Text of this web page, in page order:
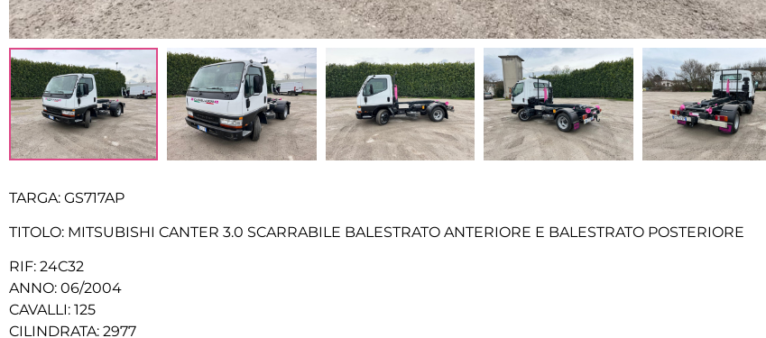
TARGA: GS717AP
TITOLO: MITSUBISHI CANTER 3.0 SCARRABILE BALESTRATO ANTERIORE E BALESTRATO POSTERIORE
RIF: 24C32
ANNO: 06/2004
CAVALLI: 125
CILINDRATA: 2977